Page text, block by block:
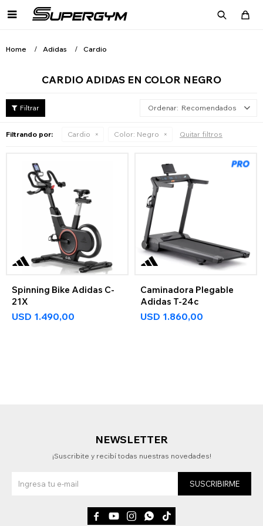

Home Adidas Cardio
CARDIO ADIDAS EN COLOR NEGRO
Recomendados
Filtrando por: Cardio Color: Negro Quitar filtros
Spinning Bike Adidas C-
21X
USD 1.490,00
Caminadora Plegable
Adidas T-24c
USD 1.860,00
NEWSLETTER
¡Suscribite y recibí todas nuestras novedades!
SUSCRIBIRME
    